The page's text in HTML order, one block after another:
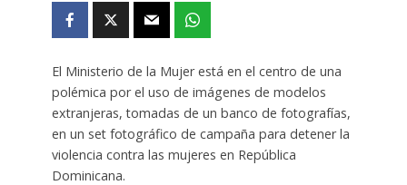
El Ministerio de la Mujer está en el centro de una
polémica por el uso de imágenes de modelos
extranjeras, tomadas de un banco de fotografías,
en un set fotográfico de campaña para detener la
violencia contra las mujeres en República
Dominicana.